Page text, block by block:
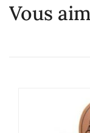
Vous